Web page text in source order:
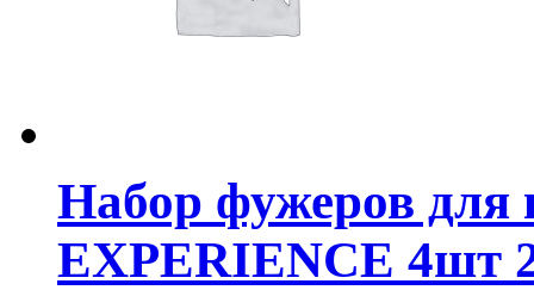
Набор фужеров для
EXPERIENCE 4шт